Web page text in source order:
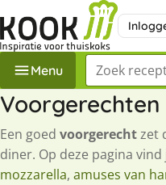
Menu Zoek een
Voorgerechten
Een goed voorgerechtzet
diner. Op deze pagina vind
mozzarella, amuses van